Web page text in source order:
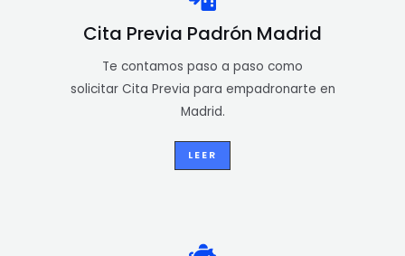
Cita Previa Padrón Madrid
Te contamos paso a paso como
solicitar Cita Previa para empadronarte en
Madrid.
LEER